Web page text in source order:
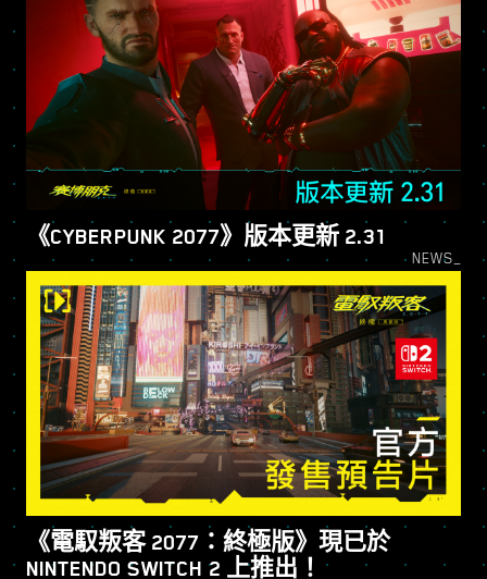
《CYBER​​PUNK 2077》版本更新 2.31
NEWS_
《電馭叛客 2077：終極版》現已於
NINTENDO SWITCH 2 上推出！